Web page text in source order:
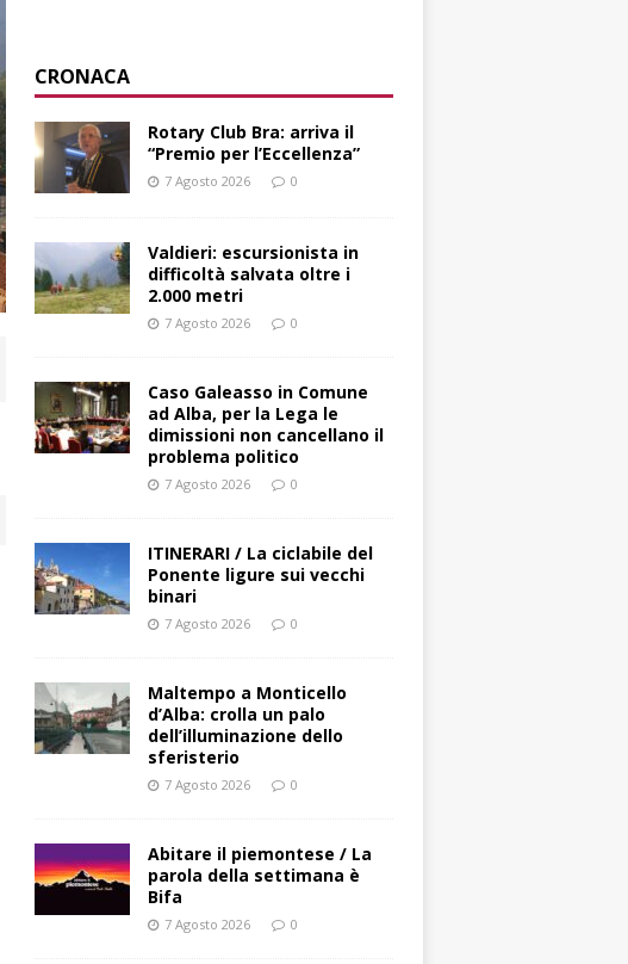
CRONACA
Rotary Club Bra: arriva il
“Premio per l’Eccellenza”
7 Agosto 2026 0
Valdieri: escursionista in
difficoltà salvata oltre i
2.000 metri
7 Agosto 2026 0
Caso Galeasso in Comune
ad Alba, per la Lega le
dimissioni non cancellano il
problema politico
7 Agosto 2026 0
ITINERARI / La ciclabile del
Ponente ligure sui vecchi
binari
7 Agosto 2026 0
Maltempo a Monticello
d’Alba: crolla un palo
dell’illuminazione dello
sferisterio
7 Agosto 2026 0
Abitare il piemontese / La
parola della settimana è
Bifa
7 Agosto 2026 0